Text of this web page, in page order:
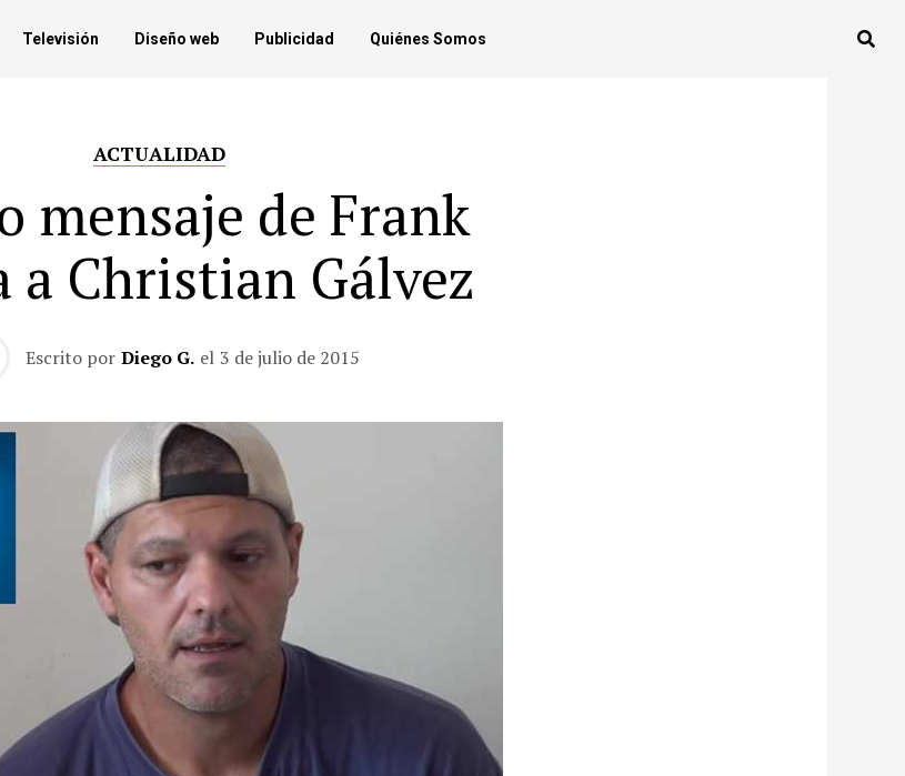
Televisión Diseño web Publicidad Quiénes Somos
ACTUALIDAD
mensaje de Frank
a Christian Gálvez
Escrito por Diego G. el 3 de julio de 2015